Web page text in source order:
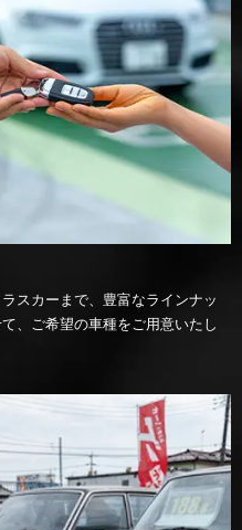
スカーまで、豊富なラインナッ
、ご希望の車種をご用意いたし